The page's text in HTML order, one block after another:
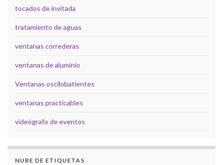
tocados de invitada
tratamiento de aguas
ventanas correderas
ventanas de aluminio
Ventanas oscilobatientes
ventanas practicables
videógrafo de eventos
NUBE DE ETIQUETAS